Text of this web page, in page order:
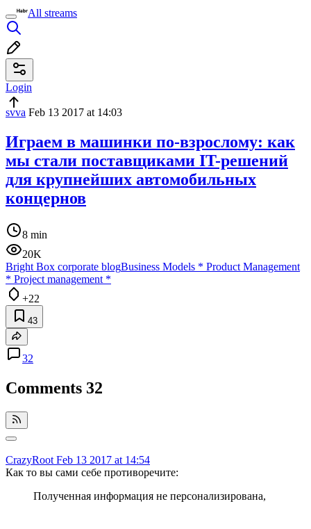
All streams
Login
svva Feb 13 2017 at 14:03
Играем в машинки по-взрослому: как
мы стали поставщиками IT-решений
для крупнейших автомобильных
концернов
8 min
20K
Bright Box corporate blogBusiness Models * Product Management
* Project management *
+22
43
32
Comments 32
CrazyRoot Feb 13 2017 at 14:54
Как то вы сами себе противоречите:
Полученная информация не персонализирована,